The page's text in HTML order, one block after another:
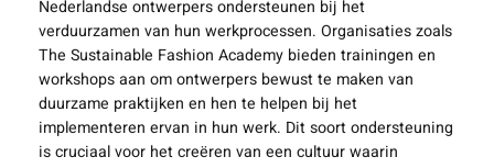
Nederlandse ontwerpers ondersteunen bij het
verduurzamen van hun werkprocessen. Organisaties zoals
The Sustainable Fashion Academy bieden trainingen en
workshops aan om ontwerpers bewust te maken van
duurzame praktijken en hen te helpen bij het
implementeren ervan in hun werk. Dit soort ondersteuning
is cruciaal voor het creëren van een cultuur waarin